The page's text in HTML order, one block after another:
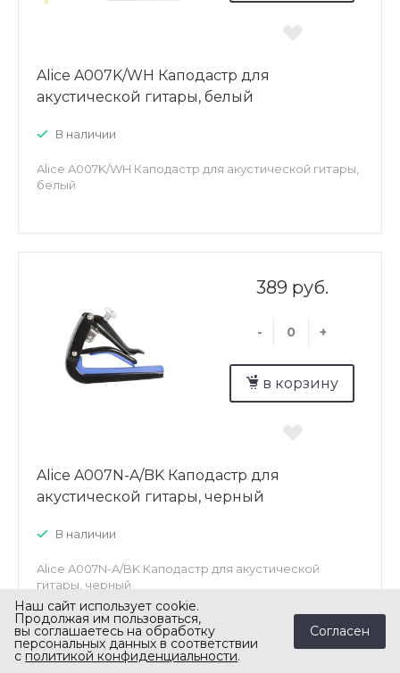
Alice A007K/WH Каподастр для
акустической гитары, белый
В наличии
Alice A007K/WH Каподастр для акустической гитары,
белый
389 руб.
- +
в корзину
Alice A007N-A/BK Каподастр для
акустической гитары, черный
В наличии
Alice A007N-A/BK Каподастр для акустической
гитары, черный
Наш сайт использует cookie.
Продолжая им пользоваться,
вы соглашаетесь на обработку
персональных данных в соответствии
с политикой конфиденциальности.
Согласен